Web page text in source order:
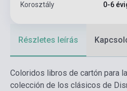
Korosztály 0-6
Részletes leírás
Coloridos libros de cartón para
colección de los clásicos de